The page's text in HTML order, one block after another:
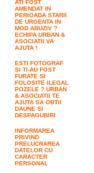
ATI FOST
AMENDAT IN
PERIOADA STARII
DE URGENTA IN
MOD ABUZIV ?
ECHIPA URBAN &
ASOCIATII VA
AJUTA !
ESTI FOTOGRAF
SI TI-AU FOST
FURATE SI
FOLOSITE ILEGAL
POZELE ? URBAN
& ASOCIATII TE
AJUTA SA OBTII
DAUNE SI
DESPAGUBIRI
INFORMAREA
PRIVIND
PRELUCRAREA
DATELOR CU
CARACTER
PERSONAL